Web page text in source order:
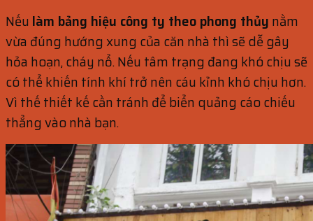
Nếu làm bảng hiệu công ty theo phong thủy nằm
vừa đúng hướng xung của căn nhà thì sẽ dễ gây
hỏa hoạn, cháy nổ. Nếu tâm trạng đang khó chịu sẽ
có thể khiến tính khí trở nên cáu kỉnh khó chịu hơn.
Vì thế thiết kế cần tránh để biển quảng cáo chiếu
thẳng vào nhà bạn.